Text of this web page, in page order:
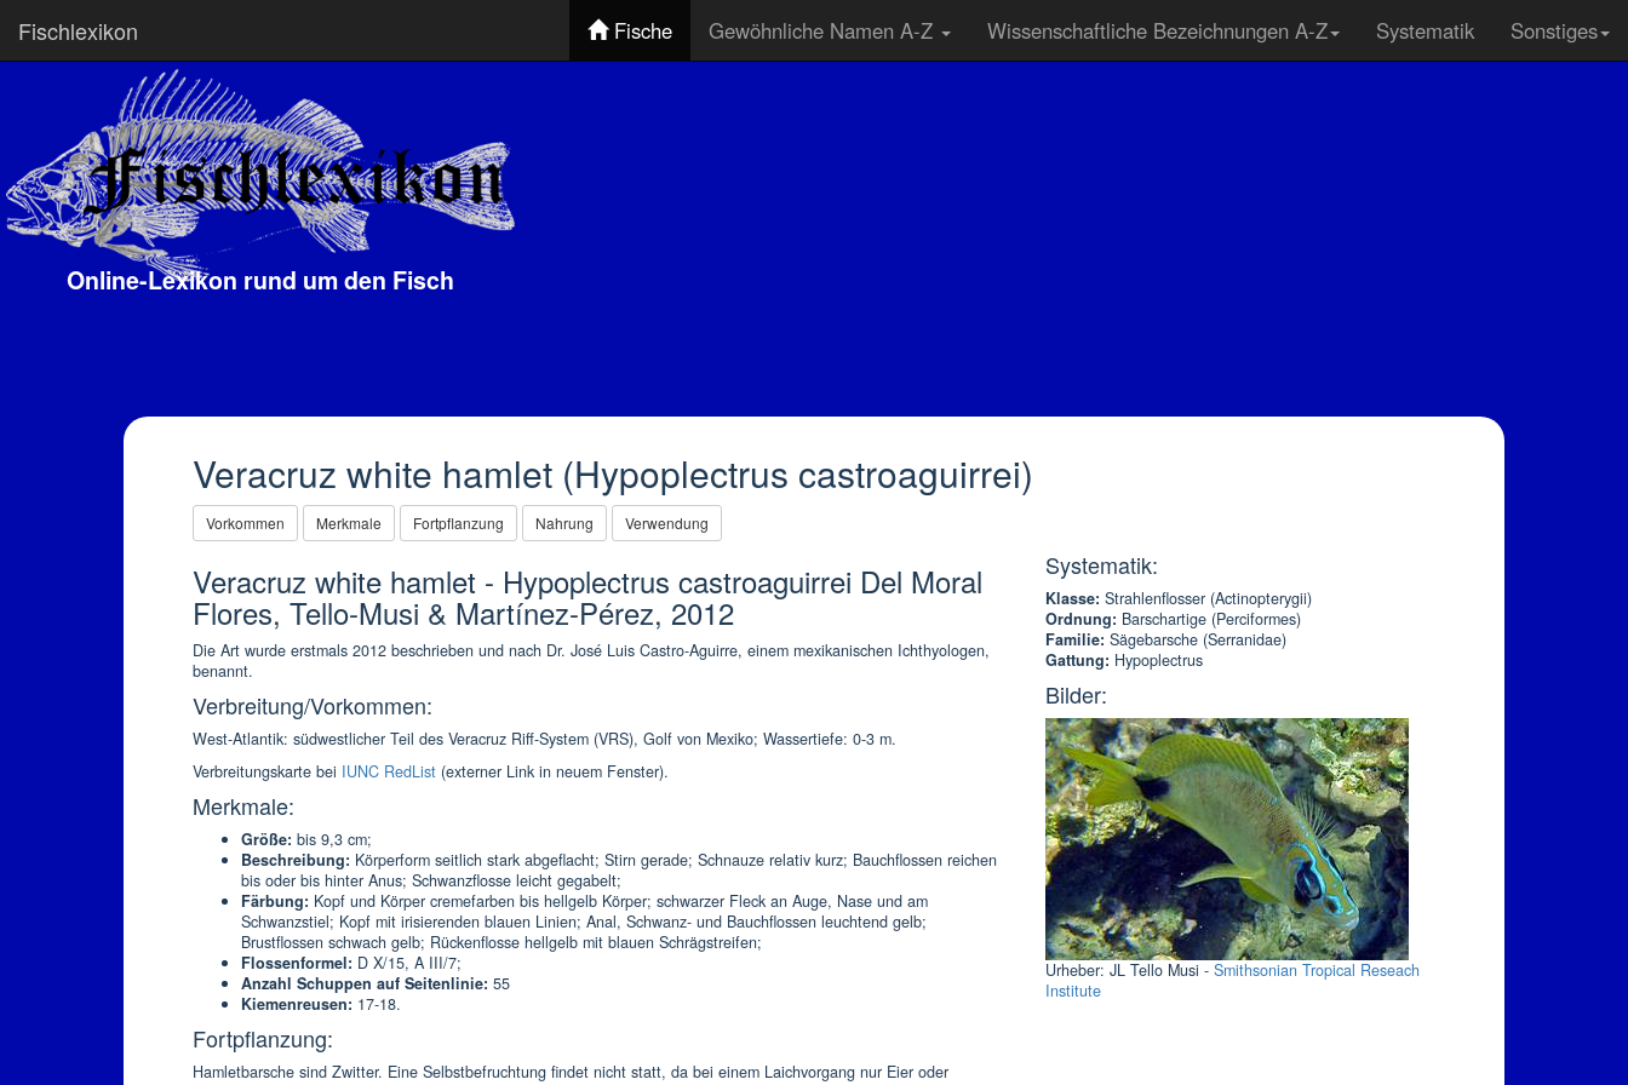
Fischlexikon Fische Gewöhnliche Namen A-Z Wissenschaftliche Bezeichnungen A-Z Systematik Sonstiges
Online-Lexikon rund um den Fisch
Veracruz white hamlet (Hypoplectrus castroaguirrei)
Vorkommen Merkmale Fortpflanzung Nahrung Verwendung
Veracruz white hamlet - Hypoplectrus castroaguirrei Del Moral
Flores, Tello-Musi & Martínez-Pérez, 2012
Die Art wurde erstmals 2012 beschrieben und nach Dr. José Luis Castro-Aguirre, einem mexikanischen Ichthyologen,
benannt.
Verbreitung/Vorkommen:
West-Atlantik: südwestlicher Teil des Veracruz Riff-System (VRS), Golf von Mexiko; Wassertiefe: 0-3 m.
Verbreitungskarte bei IUNC RedList (externer Link in neuem Fenster).
Merkmale:
Größe: bis 9,3 cm;
Beschreibung: Körperform seitlich stark abgeflacht; Stirn gerade; Schnauze relativ kurz; Bauchflossen reichen
bis oder bis hinter Anus; Schwanzflosse leicht gegabelt;
Färbung: Kopf und Körper cremefarben bis hellgelb Körper; schwarzer Fleck an Auge, Nase und am
Schwanzstiel; Kopf mit irisierenden blauen Linien; Anal, Schwanz- und Bauchflossen leuchtend gelb;
Brustflossen schwach gelb; Rückenflosse hellgelb mit blauen Schrägstreifen;
Flossenformel: D X/15, A III/7;
Anzahl Schuppen auf Seitenlinie: 55
Kiemenreusen: 17-18.
Fortpflanzung:
Hamletbarsche sind Zwitter. Eine Selbstbefruchtung findet nicht statt, da bei einem Laichvorgang nur Eier oder
Systematik:
Klasse: Strahlenflosser (Actinopterygii)
Ordnung: Barschartige (Perciformes)
Familie: Sägebarsche (Serranidae)
Gattung: Hypoplectrus
Bilder:
Urheber: JL Tello Musi - Smithsonian Tropical Reseach
Institute